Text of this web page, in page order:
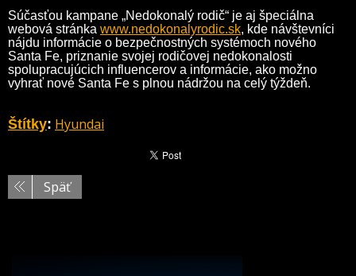
Súčasťou kampane „Nedokonalý rodič“ je aj špeciálna
webová stránka www.nedokonalyrodic.sk, kde návštevníci
nájdu informácie o bezpečnostných systémoch nového
Santa Fe, priznanie svojej rodičovej nedokonalosti
spolupracujúcich influencerov a informácie, ako možno
vyhrať nové Santa Fe s plnou nádržou na celý týždeň.
Štítky: Hyundai
Späť